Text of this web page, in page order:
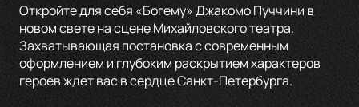
Откройте для себя «Богему» Джакомо Пуччини в
новом свете на сцене Михайловского театра.
Захватывающая постановка с современным
оформлением и глубоким раскрытием характеров
героев ждет вас в сердце Санкт-Петербурга.